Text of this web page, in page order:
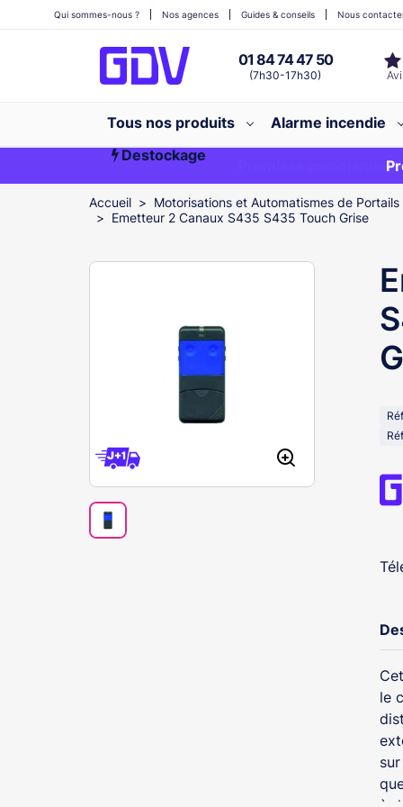
01 84 74 47 50
(7h30-17h30)
Qui sommes-nous ? Nos agences Guides & conseils Nous
Tous nos produits Alarme incendie
Destockage
Première commande ?
EXCLU
Accueil Motorisations et Automatismes de Portails
Emetteur 2 Canaux S435 S435 Touch Grise
le